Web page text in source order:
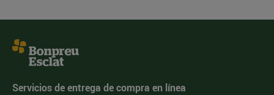
Servicios de entrega de compra en línea